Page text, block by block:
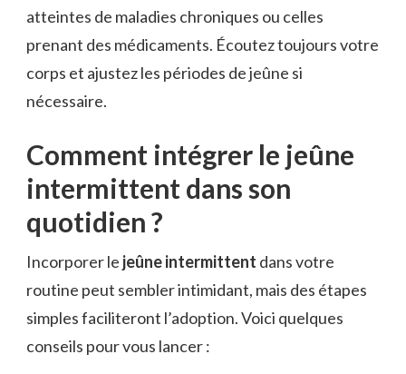
atteintes de maladies chroniques ou celles
prenant des médicaments. Écoutez toujours votre
corps et ajustez les périodes de jeûne si
nécessaire.
Comment intégrer le jeûne
intermittent dans son
quotidien ?
Incorporer le jeûne intermittent dans votre
routine peut sembler intimidant, mais des étapes
simples faciliteront l’adoption. Voici quelques
conseils pour vous lancer :